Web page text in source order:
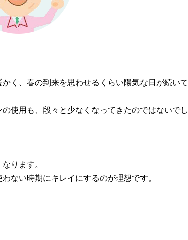
く、春の到来を思わせるくらい陽気な日が続いて
使用も、段々と少なくなってきたのではないでし
ります。
ない時期にキレイにするのが理想です。